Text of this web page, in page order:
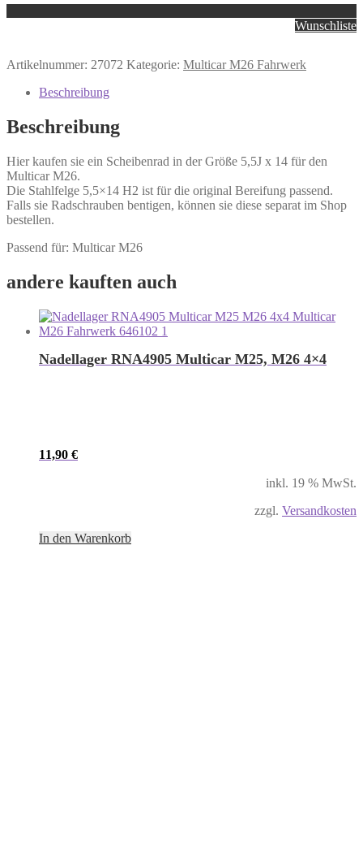
Wunschliste
Artikelnummer: 27072 Kategorie: Multicar M26 Fahrwerk
Beschreibung
Beschreibung
Hier kaufen sie ein Scheibenrad in der Größe 5,5J x 14 für den
Multicar M26.
Die Stahlfelge 5,5×14 H2 ist für die original Bereifung passend.
Falls sie Radschrauben bentigen, können sie diese separat im Shop
bestellen.
Passend für: Multicar M26
andere kauften auch
Nadellager RNA4905 Multicar M25, M26 4×4
11,90 €
inkl. 19 % MwSt.
zzgl. Versandkosten
In den Warenkorb